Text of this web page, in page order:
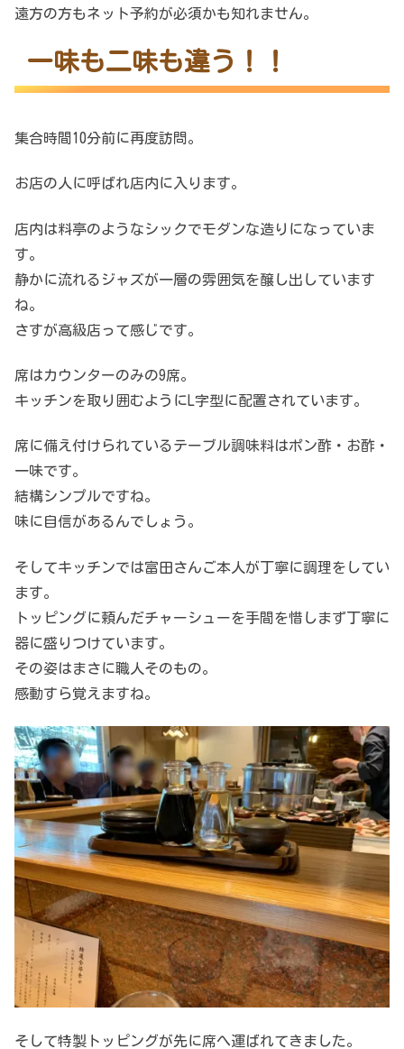
遠方の方もネット予約が必須かも知れません。
一味も二味も違う！！
集合時間10分前に再度訪問。
お店の人に呼ばれ店内に入ります。
店内は料亭のようなシックでモダンな造りになっていま
す。
静かに流れるジャズが一層の雰囲気を醸し出しています
ね。
さすが高級店って感じです。
席はカウンターのみの9席。
キッチンを取り囲むようにL字型に配置されています。
席に備え付けられているテーブル調味料はポン酢・お酢・
一味です。
結構シンプルですね。
味に自信があるんでしょう。
そしてキッチンでは富田さんご本人が丁寧に調理をしてい
ます。
トッピングに頼んだチャーシューを手間を惜しまず丁寧に
器に盛りつけています。
その姿はまさに職人そのもの。
感動すら覚えますね。
そして特製トッピングが先に席へ運ばれてきました。